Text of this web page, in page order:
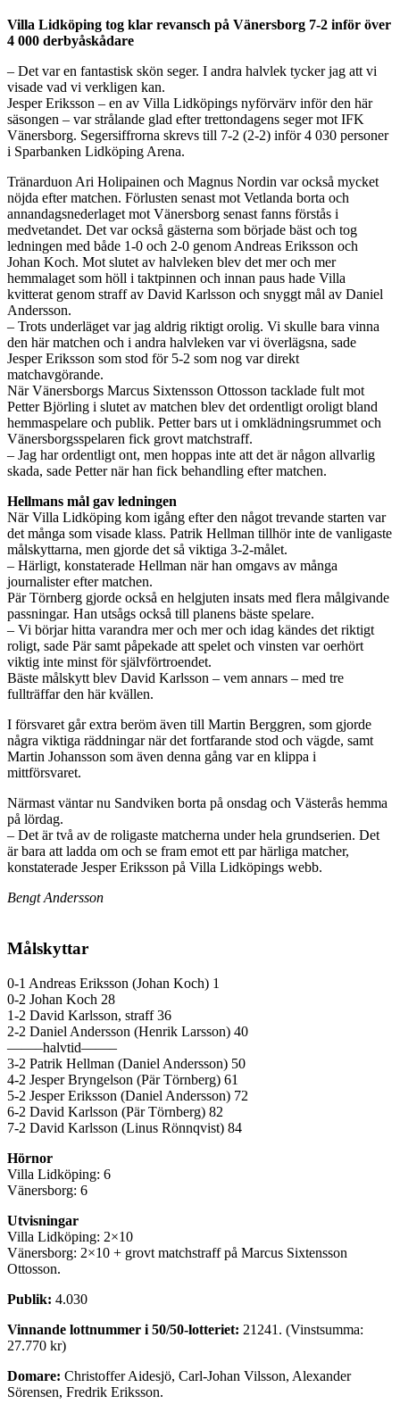
Villa Lidköping tog klar revansch på Vänersborg 7-2 inför över
4 000 derbyåskådare
– Det var en fantastisk skön seger. I andra halvlek tycker jag att vi
visade vad vi verkligen kan.
Jesper Eriksson – en av Villa Lidköpings nyförvärv inför den här
säsongen – var strålande glad efter trettondagens seger mot IFK
Vänersborg. Segersiffrorna skrevs till 7-2 (2-2) inför 4 030 personer
i Sparbanken Lidköping Arena.
Tränarduon Ari Holipainen och Magnus Nordin var också mycket
nöjda efter matchen. Förlusten senast mot Vetlanda borta och
annandagsnederlaget mot Vänersborg senast fanns förstås i
medvetandet. Det var också gästerna som började bäst och tog
ledningen med både 1-0 och 2-0 genom Andreas Eriksson och
Johan Koch. Mot slutet av halvleken blev det mer och mer
hemmalaget som höll i taktpinnen och innan paus hade Villa
kvitterat genom straff av David Karlsson och snyggt mål av Daniel
Andersson.
– Trots underläget var jag aldrig riktigt orolig. Vi skulle bara vinna
den här matchen och i andra halvleken var vi överlägsna, sade
Jesper Eriksson som stod för 5-2 som nog var direkt
matchavgörande.
När Vänersborgs Marcus Sixtensson Ottosson tacklade fult mot
Petter Björling i slutet av matchen blev det ordentligt oroligt bland
hemmaspelare och publik. Petter bars ut i omklädningsrummet och
Vänersborgsspelaren fick grovt matchstraff.
– Jag har ordentligt ont, men hoppas inte att det är någon allvarlig
skada, sade Petter när han fick behandling efter matchen.
Hellmans mål gav ledningen
När Villa Lidköping kom igång efter den något trevande starten var
det många som visade klass. Patrik Hellman tillhör inte de vanligaste
målskyttarna, men gjorde det så viktiga 3-2-målet.
– Härligt, konstaterade Hellman när han omgavs av många
journalister efter matchen.
Pär Törnberg gjorde också en helgjuten insats med flera målgivande
passningar. Han utsågs också till planens bäste spelare.
– Vi börjar hitta varandra mer och mer och idag kändes det riktigt
roligt, sade Pär samt påpekade att spelet och vinsten var oerhört
viktig inte minst för självförtroendet.
Bäste målskytt blev David Karlsson – vem annars – med tre
fullträffar den här kvällen.
I försvaret går extra beröm även till Martin Berggren, som gjorde
några viktiga räddningar när det fortfarande stod och vägde, samt
Martin Johansson som även denna gång var en klippa i
mittförsvaret.
Närmast väntar nu Sandviken borta på onsdag och Västerås hemma
på lördag.
– Det är två av de roligaste matcherna under hela grundserien. Det
är bara att ladda om och se fram emot ett par härliga matcher,
konstaterade Jesper Eriksson på Villa Lidköpings webb.
Bengt Andersson
Målskyttar
0-1 Andreas Eriksson (Johan Koch) 1
0-2 Johan Koch 28
1-2 David Karlsson, straff 36
2-2 Daniel Andersson (Henrik Larsson) 40
——–halvtid——–
3-2 Patrik Hellman (Daniel Andersson) 50
4-2 Jesper Bryngelson (Pär Törnberg) 61
5-2 Jesper Eriksson (Daniel Andersson) 72
6-2 David Karlsson (Pär Törnberg) 82
7-2 David Karlsson (Linus Rönnqvist) 84
Hörnor
Villa Lidköping: 6
Vänersborg: 6
Utvisningar
Villa Lidköping: 2×10
Vänersborg: 2×10 + grovt matchstraff på Marcus Sixtensson
Ottosson.
Publik: 4.030
Vinnande lottnummer i 50/50-lotteriet: 21241. (Vinstsumma:
27.770 kr)
Domare: Christoffer Aidesjö, Carl-Johan Vilsson, Alexander
Sörensen, Fredrik Eriksson.